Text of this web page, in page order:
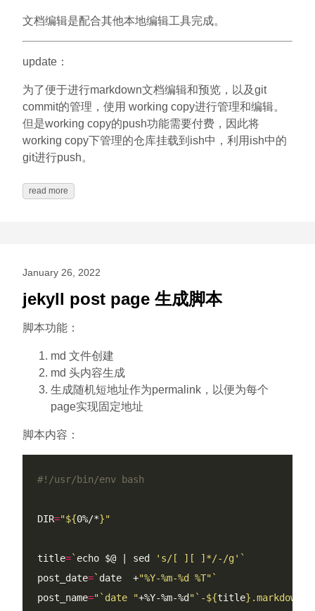
文档编辑是配合其他本地编辑工具完成。
update：
为了便于进行markdown文档编辑和预览，以及git
commit的管理，使用 working copy进行管理和编辑。
但是working copy的push功能需要付费，因此将
working copy下管理的仓库挂载到ish中，利用ish中的
git进行push。
read more
January 26, 2022
jekyll post page 生成脚本
脚本功能：
md 文件创建
md 头内容生成
生成随机短地址作为permalink，以便为每个
page实现固定地址
脚本内容：
DIR="${0%/*}"
title=` echo $@ | sed 's/[ ][ ]*/-/g' `
post_date=` date  +"%Y-%m-%d %T" `
post_name="`date "+%Y-%m-%d "`-${title} .markdown"